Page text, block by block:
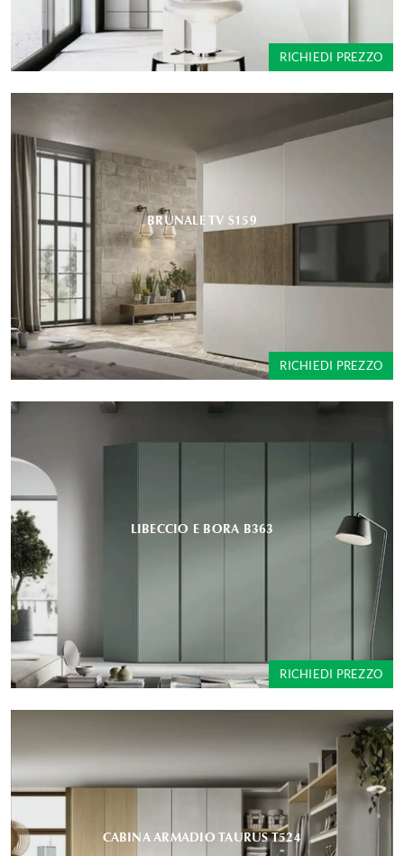
RICHIEDI PREZZO
BRUNALE TV S159
RICHIEDI PREZZO
LIBECCIO E BORA B363
RICHIEDI PREZZO
CABINA ARMADIO TAURUS T524